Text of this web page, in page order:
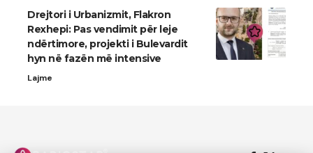
Drejtori i Urbanizmit, Flakron
Rexhepi: Pas vendimit për leje
ndërtimore, projekti i Bulevardit
hyn në fazën më intensive
Lajme